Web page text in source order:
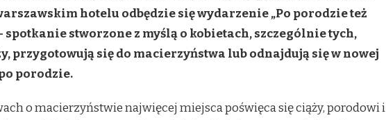
hotelu odbędzie się wydarzenie „Po porodzie też
spotkanie stworzone z myślą o kobietach, szczególnie tych,
przygotowują się do macierzyństwa lub odnajdują się w nowej
porodzie.
o macierzyństwie najwięcej miejsca poświęca się ciąży, porodowi i